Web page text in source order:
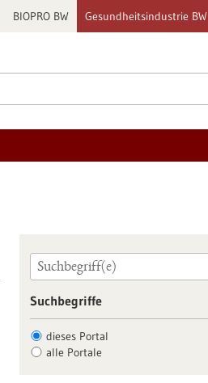
BIOPRO BW Gesundheitsindustrie BW
Suchbegriffe
dieses Portal
alle Portale